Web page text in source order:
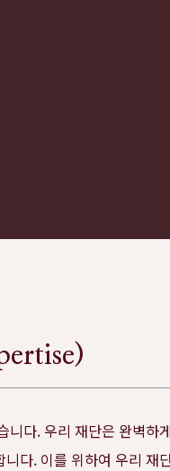
니다. 우리 재단은 완벽하게
다. 이를 위하여 우리 재